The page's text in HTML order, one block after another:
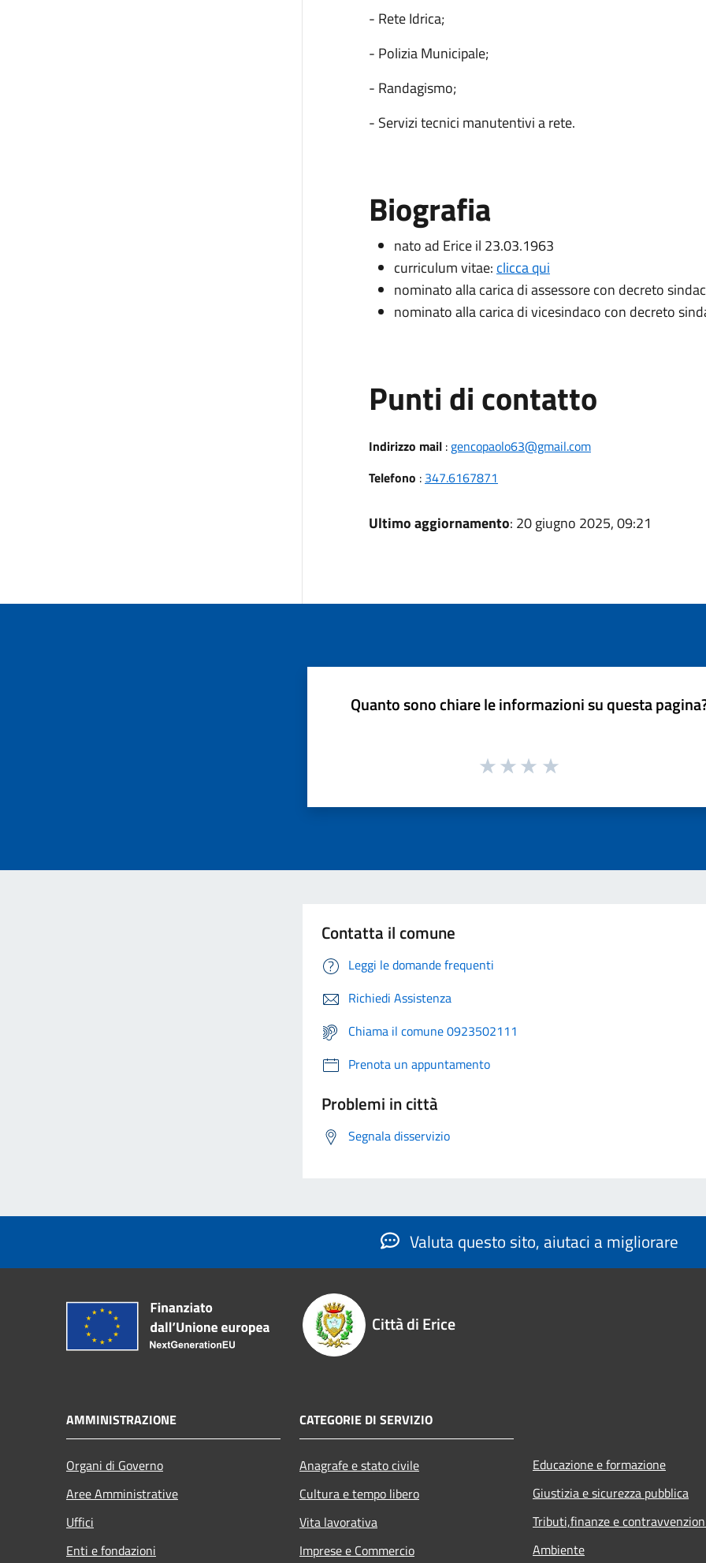
- Rete Idrica;
- Polizia Municipale;
- Randagismo;
- Servizi tecnici manutentivi a rete.
Biografia
nato ad Erice il 23.03.1963
curriculum vitae: clicca qui
nominato alla carica di assessore con decreto
nominato alla carica di vicesindaco con decreto
Punti di contatto
Indirizzo mail: gencopaolo63@gmail.com
Telefono : 347.6167871
Ultimo aggiornamento: 20 giugno 2025, 09:21
Quanto sono chiare le informazioni su questa
Contatta il comune
Leggi le domande frequenti
Richiedi Assistenza
Chiama il comune 0923502111
Prenota un appuntamento
Problemi in città
Segnala disservizio
Valuta questo sito, aiutaci a migliorare
Città di Erice
AMMINISTRAZIONE
Organi di Governo
Aree Amministrative
Uffici
Enti e fondazioni
CATEGORIE DI SERVIZIO
Anagrafe e stato civile
Cultura e tempo libero
Vita lavorativa
Imprese e Commercio
Educazione e formazione
Giustizia e sicurezza pubblica
Tributi,finanze e
Ambiente